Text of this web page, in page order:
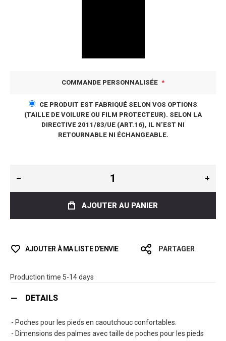
COMMANDE PERSONNALISÉE
CE PRODUIT EST FABRIQUÉ SELON VOS OPTIONS
(TAILLE DE VOILURE OU FILM PROTECTEUR). SELON LA
DIRECTIVE 2011/83/UE (ART.16), IL N’EST NI
RETOURNABLE NI ÉCHANGEABLE.
AJOUTER AU PANIER
AJOUTER À MA LISTE D’ENVIE PARTAGER
Production time 5-14 days
DETAILS
- Poches pour les pieds en caoutchouc confortables.
- Dimensions des palmes avec taille de poches pour les pieds